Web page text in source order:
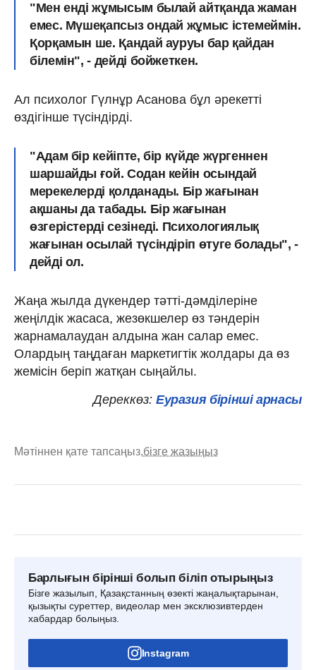
"Мен енді жұмысым былай айтқанда жаман
емес. Мүшеқапсыз ондай жұмыс істемеймін.
Қорқамын ше. Қандай ауруы бар қайдан
білемін", - дейді бойжеткен.
Ал психолог Гүлнұр Асанова бұл әрекетті
өздігінше түсіндірді.
"Адам бір кейіпте, бір күйде жүргеннен
шаршайды ғой. Содан кейін осындай
мерекелерді қолданады. Бір жағынан
ақшаны да табады. Бір жағынан
өзгерістерді сезінеді. Психологиялық
жағынан осылай түсіндіріп өтуге болады", -
дейді ол.
Жаңа жылда дүкендер тәтті-дәмділеріне
жеңілдік жасаса, жезөкшелер өз тәндерін
жарнамалаудан алдына жан салар емес.
Олардың таңдаған маркетигтік жолдары да өз
жемісін беріп жатқан сыңайлы.
Дереккөз: Еуразия бірінші арнасы
Мәтіннен қате тапсаңыз,бізге жазыңыз
Барлығын бірінші болып біліп отырыңыз
Бізге жазылып, Қазақстанның өзекті жаңалықтарынан,
қызықты суреттер, видеолар мен эксклюзивтерден
хабардар болыңыз.
Instagram